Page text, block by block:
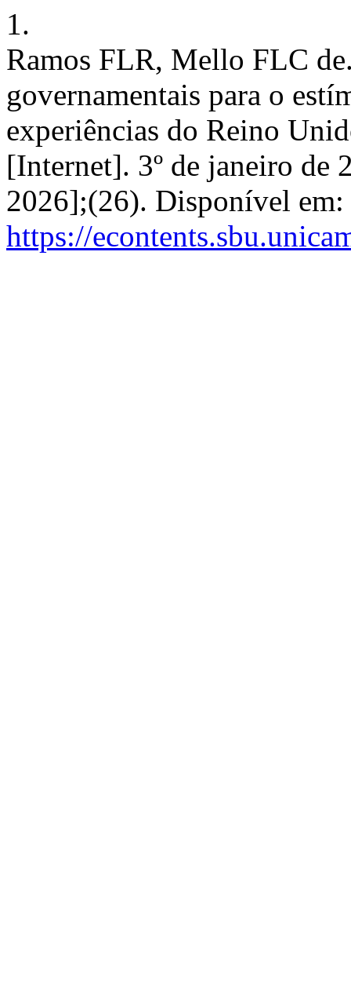
1.
Ramos FLR, Mello FLC
governamentais para o
experiências do Reino
[Internet]. 3º de janeiro de
2026];(26). Disponível em:
https://